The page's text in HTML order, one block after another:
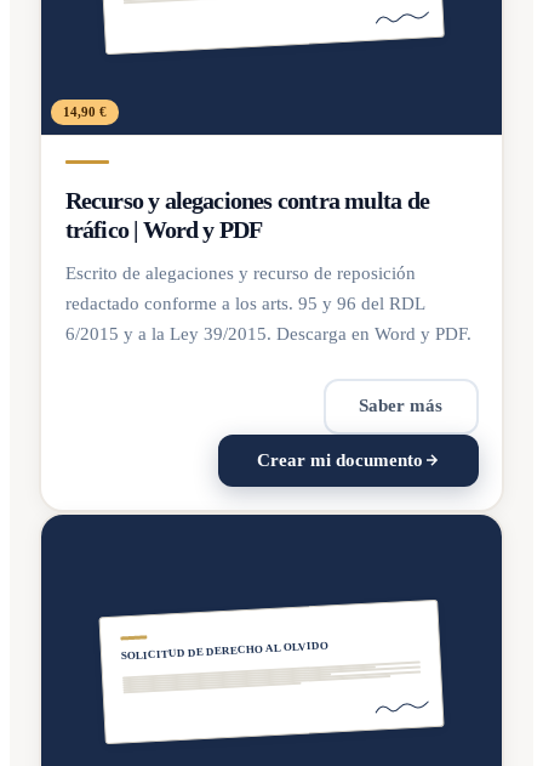
14,90 €
Recurso y alegaciones contra multa de
tráfico | Word y PDF
Escrito de alegaciones y recurso de reposición
redactado conforme a los arts. 95 y 96 del RDL
6/2015 y a la Ley 39/2015. Descarga en Word y PDF.
Saber más
Crear mi documento
SOLICITUD DE DERECHO AL OLVIDO